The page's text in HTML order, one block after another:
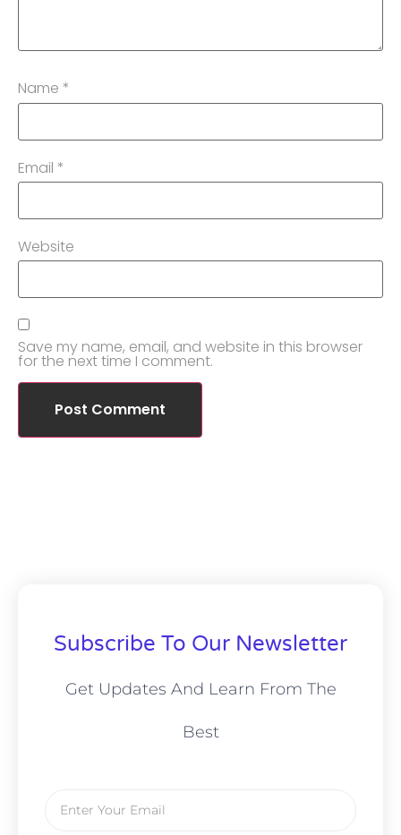
Name *
Email *
Website
Save my name, email, and website in this browser
for the next time I comment.
Subscribe To Our Newsletter
Get Updates And Learn From The
Best